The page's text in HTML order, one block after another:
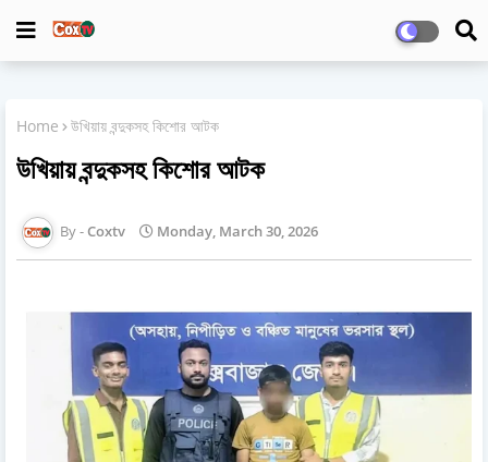
Home উখিয়ায় বন্দুকসহ কিশোর আটক
উখিয়ায় বন্দুকসহ কিশোর আটক
Coxtv Monday, March 30, 2026